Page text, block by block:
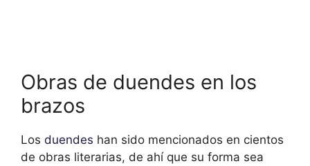
Obras de duendes en los
brazos
Los duendes han sido mencionados en cientos
de obras literarias, de ahí que su forma sea